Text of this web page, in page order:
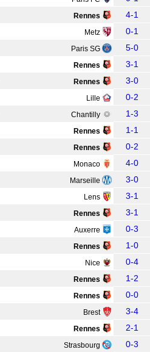
Rennes 4-1
Metz 0-1
Paris SG 5-0
Rennes 3-1
Rennes 3-0
Lille 0-2
Chantilly 1-3
Rennes 1-1
Rennes 0-2
Monaco 4-0
Marseille 3-0
Lens 3-1
Rennes 3-1
Auxerre 0-3
Rennes 1-0
Nice 0-4
Rennes 1-2
Rennes 0-0
Brest 3-4
Rennes 2-1
Strasbourg 0-3